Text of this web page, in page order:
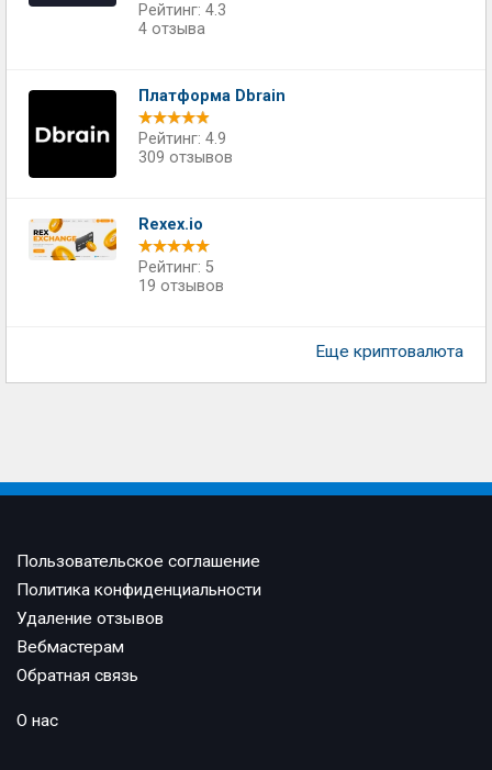
Рейтинг: 4.3
4 отзыва
Платформа Dbrain
Рейтинг: 4.9
309 отзывов
Rexex.io
Рейтинг: 5
19 отзывов
Еще криптовалюта
Пользовательское соглашение
Политика конфиденциальности
Удаление отзывов
Вебмастерам
Обратная связь
О нас